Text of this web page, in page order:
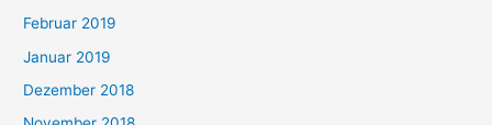
Februar 2019
Januar 2019
Dezember 2018